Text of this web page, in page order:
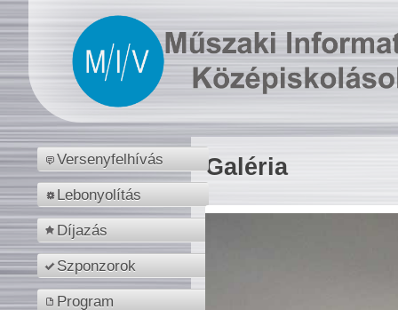
Versenyfelhívás
Lebonyolítás
Díjazás
Szponzorok
Program
Galéria